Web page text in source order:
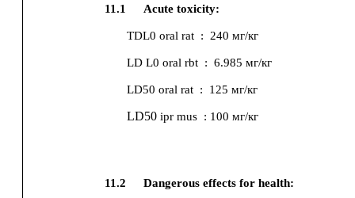
11.1 Acute toxicity:
TDL0 oral rat : 240 мг/кг
LD L0 oral rbt : 6.985 мг/кг
LD50 oral rat : 125 мг/кг
LD50 ipr mus : 100 мг/кг
11.2 Dangerous effects for health: